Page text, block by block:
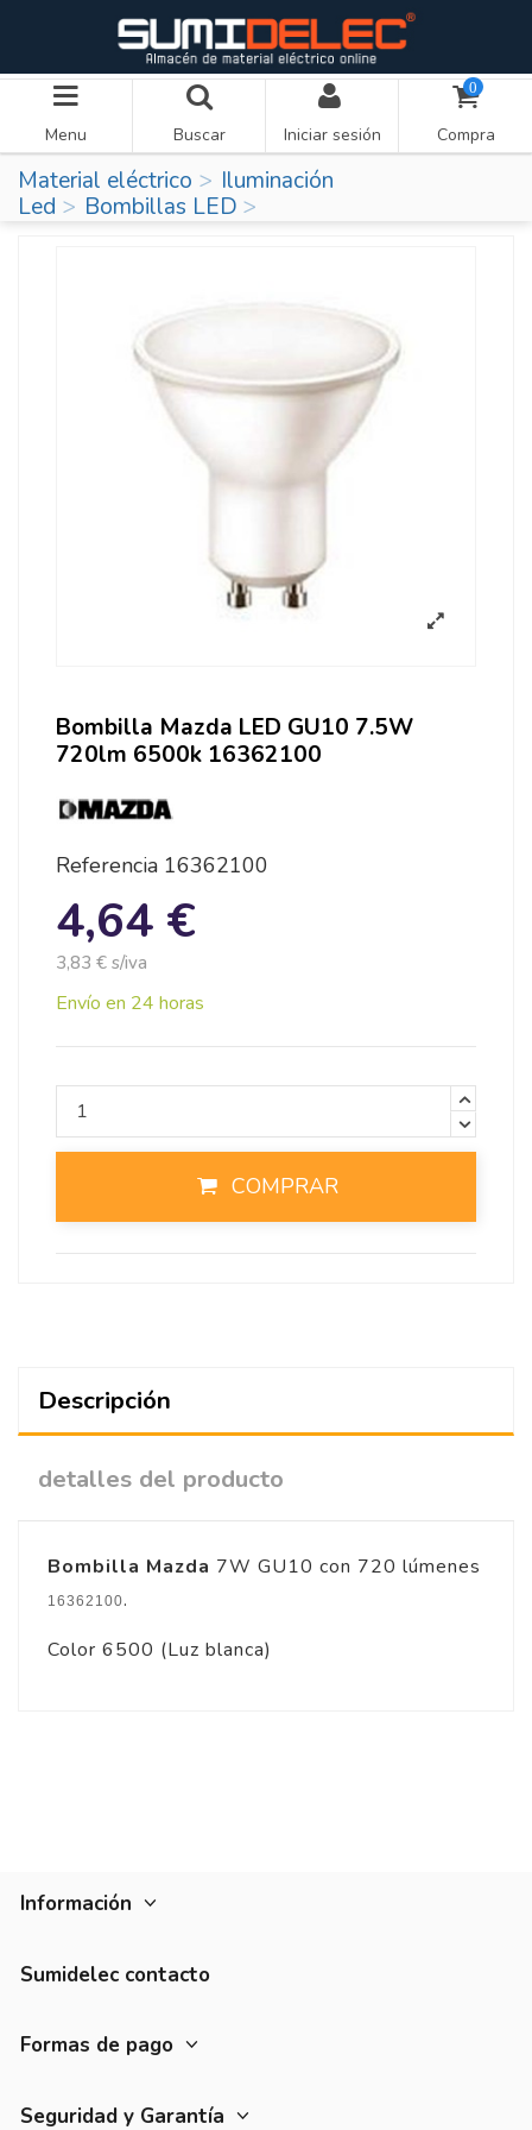
Menu Buscar Iniciar sesión
0
Compra
Material eléctrico
Iluminación
Led
Bombillas LED
Bombilla Mazda LED GU10 7.5W
720lm 6500k 16362100
Referencia 16362100
4,64 €
3,83 € s/iva
Envío en 24 horas
COMPRAR
Descripción
detalles del producto
Bombilla Mazda 7W GU10 con 720 lúmenes
16362100.
Color 6500 (Luz blanca)
Información
Sumidelec contacto
Formas de pago
Seguridad y Garantía